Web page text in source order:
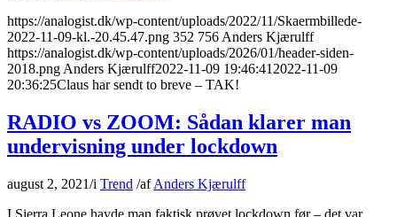
https://analogist.dk/wp-content/uploads/2022/11/Skaermbillede-
2022-11-09-kl.-20.45.47.png 352 756 Anders Kjærulff
https://analogist.dk/wp-content/uploads/2026/01/header-siden-
2018.png Anders Kjærulff2022-11-09 19:46:41 2022-11-09
20:36:25Claus har sendt to breve – TAK!
RADIO vs ZOOM: Sådan klarer man
undervisning under lockdown
august 2, 2021/i Trend /afAnders Kjærulff